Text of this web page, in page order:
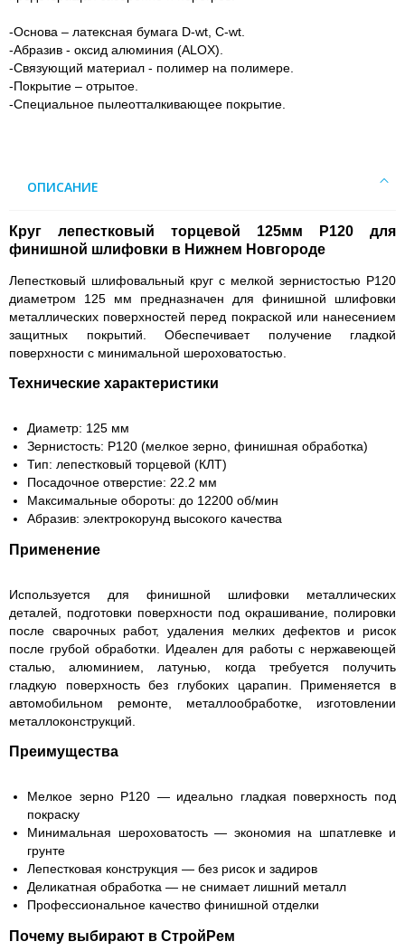
-Основа – латексная бумага D-wt, C-wt.
-Абразив - оксид алюминия (ALOX).
-Связующий материал - полимер на полимере.
-Покрытие – отрытое.
-Специальное пылеотталкивающее покрытие.
ОПИСАНИЕ
Круг лепестковый торцевой 125мм P120 для
финишной шлифовки в Нижнем Новгороде
Лепестковый шлифовальный круг с мелкой зернистостью P120
диаметром 125 мм предназначен для финишной шлифовки
металлических поверхностей перед покраской или нанесением
защитных покрытий. Обеспечивает получение гладкой
поверхности с минимальной шероховатостью.
Технические характеристики
Диаметр: 125 мм
Зернистость: P120 (мелкое зерно, финишная обработка)
Тип: лепестковый торцевой (КЛТ)
Посадочное отверстие: 22.2 мм
Максимальные обороты: до 12200 об/мин
Абразив: электрокорунд высокого качества
Применение
Используется для финишной шлифовки металлических
деталей, подготовки поверхности под окрашивание, полировки
после сварочных работ, удаления мелких дефектов и рисок
после грубой обработки. Идеален для работы с нержавеющей
сталью, алюминием, латунью, когда требуется получить
гладкую поверхность без глубоких царапин. Применяется в
автомобильном ремонте, металлообработке, изготовлении
металлоконструкций.
Преимущества
Мелкое зерно P120 — идеально гладкая поверхность под
покраску
Минимальная шероховатость — экономия на шпатлевке и
грунте
Лепестковая конструкция — без рисок и задиров
Деликатная обработка — не снимает лишний металл
Профессиональное качество финишной отделки
Почему выбирают в СтройРем